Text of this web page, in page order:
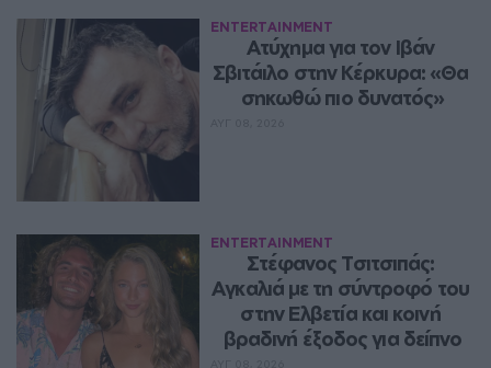
ENTERTAINMENT
Ατύχημα για τον Ιβάν
Σβιτάιλο στην Κέρκυρα: «Θα
σηκωθώ πιο δυνατός»
ENTERTAINMENT
Στέφανος Τσιτσιπάς:
Αγκαλιά με τη σύντροφό του
στην Ελβετία και κοινή
βραδινή έξοδος για δείπνο